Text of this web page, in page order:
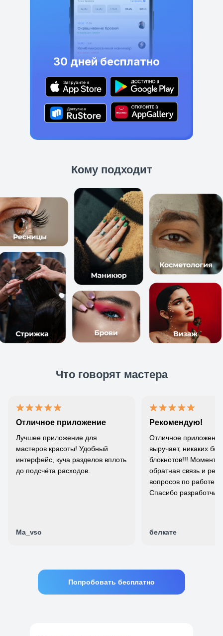
30 дней бесплатно
Кому подходит
Что говорят мастера
Отличное приложение
Лучшее приложение для
мастеров красоты! Удобный
интерфейс, куча разделов вплоть
до подсчёта расходов.
Ma_vso
Рекомендую!
Отличное
выручает, никаких
блокнотов!!!
обратная связь и
вопросов по работе
Cпасибо
белкате
Попробовать бесплатно